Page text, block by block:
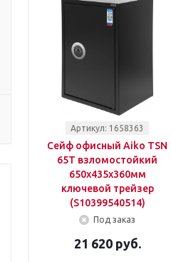
Артикул: 1658363
Сейф офисный Aiko TSN
65T взломостойкий
650x435x360мм
ключевой трейзер
(S10399540514)
Под заказ
21 620 руб.